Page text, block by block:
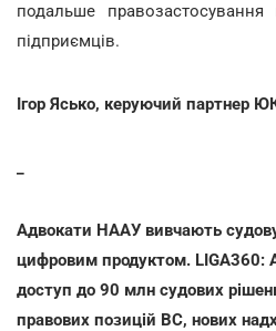
подальше правозастосування
підприємців.
Ігор Ясько, керуючий партнер
Адвокати НААУ вивчають
цифровим продуктом. LIGA360:
доступ до 90 млн судових
правових позицій ВС, нових